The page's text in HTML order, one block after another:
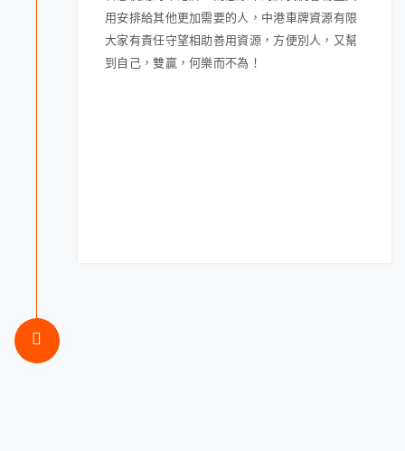
用安排給其他更加需要的人，中港車牌資源有限
大家有責任守望相助善用資源，方便別人，又幫
到自己，雙贏，何樂而不為！